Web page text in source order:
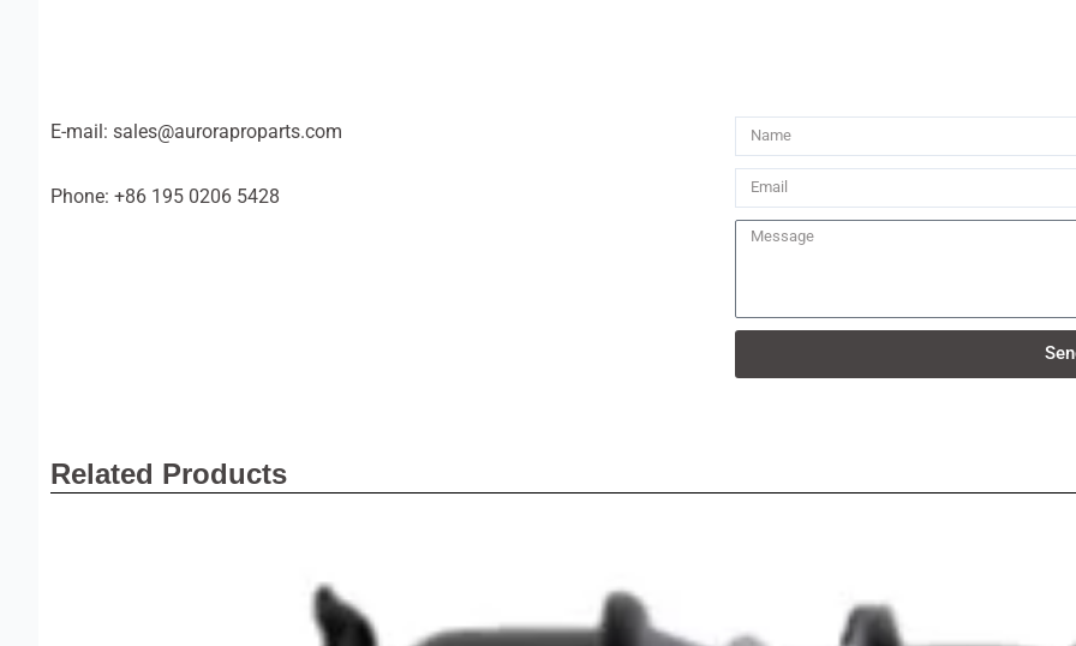
E-mail: sales@auroraproparts.com
Phone: +86 195 0206 5428
Name
Email
Message
Related Products